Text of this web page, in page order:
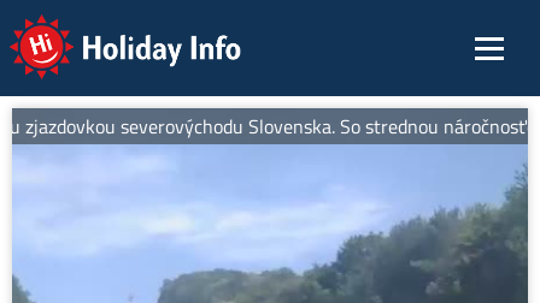
Holiday Info
severovýchodu Slovenska. So strednou